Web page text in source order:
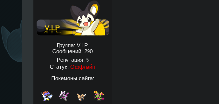
Группа: V.I.P.
Сообщений: 290
Репутация: 5
Статус: Оффлайн
Покемоны сайта: